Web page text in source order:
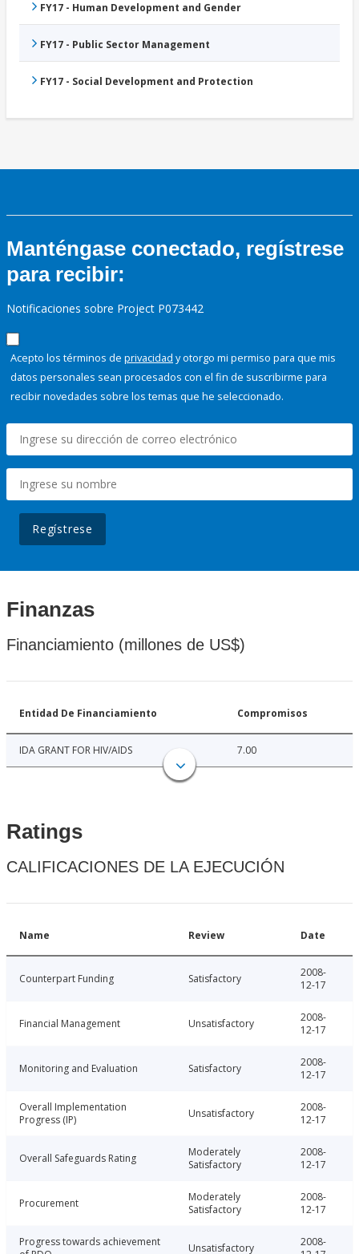
FY17 - Human Development and Gender
FY17 - Public Sector Management
FY17 - Social Development and Protection
Manténgase conectado, regístrese
para recibir:
Notificaciones sobre Project P073442
Acepto los términos de privacidad y otorgo mi permiso para que mis
datos personales sean procesados con el fin de suscribirme para
recibir novedades sobre los temas que he seleccionado.
Regístrese
Finanzas
Financiamiento (millones de US$)
Entidad De Financiamiento Compromisos
IDA GRANT FOR HIV/AIDS 7.00
Ratings
CALIFICACIONES DE LA EJECUCIÓN
Name Review Date
Counterpart Funding Satisfactory
2008-
12-17
Financial Management Unsatisfactory
2008-
12-17
Monitoring and Evaluation Satisfactory
2008-
12-17
Overall Implementation
Progress (IP)
Unsatisfactory
2008-
12-17
Overall Safeguards Rating
Moderately
Satisfactory
2008-
12-17
Procurement
Moderately
Satisfactory
2008-
12-17
Progress towards achievement
Unsatisfactory
2008-